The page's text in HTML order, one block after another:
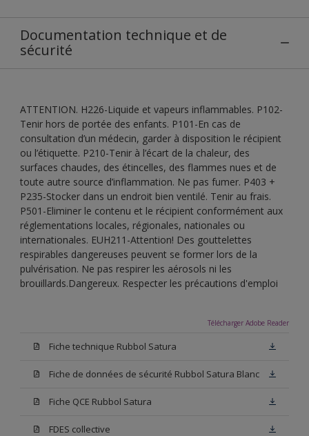
Documentation technique et de
sécurité
ATTENTION. H226-Liquide et vapeurs inflammables. P102-
Tenir hors de portée des enfants. P101-En cas de
consultation d’un médecin, garder à disposition le récipient
ou l’étiquette. P210-Tenir à l’écart de la chaleur, des
surfaces chaudes, des étincelles, des flammes nues et de
toute autre source d’inflammation. Ne pas fumer. P403 +
P235-Stocker dans un endroit bien ventilé. Tenir au frais.
P501-Eliminer le contenu et le récipient conformément aux
réglementations locales, régionales, nationales ou
internationales. EUH211-Attention! Des gouttelettes
respirables dangereuses peuvent se former lors de la
pulvérisation. Ne pas respirer les aérosols ni les
brouillards.Dangereux. Respecter les précautions d'emploi
Télécharger Adobe Reader
Fiche technique Rubbol Satura
Fiche de données de sécurité Rubbol Satura Blanc
Fiche QCE Rubbol Satura
FDES collective